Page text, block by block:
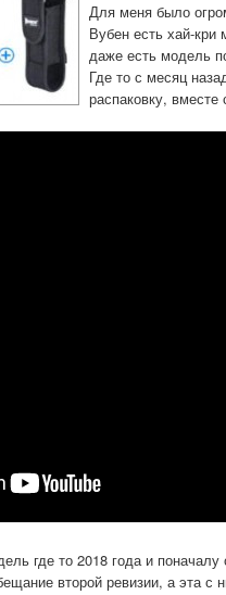
Для меня было
Вубен есть хай-
даже есть модель
Где то с месяц
распаковку,
где то 2018 года и
второй ревизии, а эта с